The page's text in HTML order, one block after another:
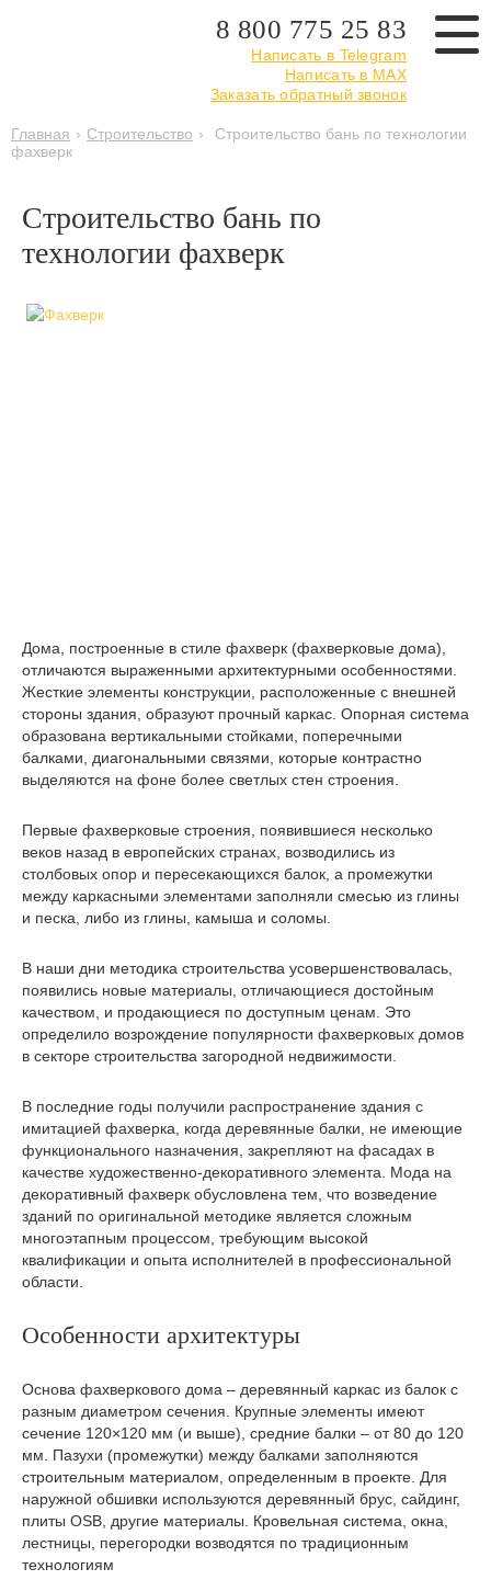
8 800 775 25 83
Написать в Telegram
Написать в MAX
Заказать обратный звонок
Главная › Строительство ›
Строительство бань по технологии
фахверк
Строительство бань по
технологии фахверк
Дома, построенные в стиле фахверк (фахверковые дома),
отличаются выраженными архитектурными особенностями.
Жесткие элементы конструкции, расположенные с внешней
стороны здания, образуют прочный каркас. Опорная система
образована вертикальными стойками, поперечными
балками, диагональными связями, которые контрастно
выделяются на фоне более светлых стен строения.
Первые фахверковые строения, появившиеся несколько
веков назад в европейских странах, возводились из
столбовых опор и пересекающихся балок, а промежутки
между каркасными элементами заполняли смесью из глины
и песка, либо из глины, камыша и соломы.
В наши дни методика строительства усовершенствовалась,
появились новые материалы, отличающиеся достойным
качеством, и продающиеся по доступным ценам. Это
определило возрождение популярности фахверковых домов
в секторе строительства загородной недвижимости.
В последние годы получили распространение здания с
имитацией фахверка, когда деревянные балки, не имеющие
функционального назначения, закрепляют на фасадах в
качестве художественно-декоративного элемента. Мода на
декоративный фахверк обусловлена тем, что возведение
зданий по оригинальной методике является сложным
многоэтапным процессом, требующим высокой
квалификации и опыта исполнителей в профессиональной
области.
Особенности архитектуры
Основа фахверкового дома – деревянный каркас из балок с
разным диаметром сечения. Крупные элементы имеют
сечение 120×120 мм (и выше), средние балки – от 80 до 120
мм. Пазухи (промежутки) между балками заполняются
строительным материалом, определенным в проекте. Для
наружной обшивки используются деревянный брус, сайдинг,
плиты OSB, другие материалы. Кровельная система, окна,
лестницы, перегородки возводятся по традиционным
технологиям